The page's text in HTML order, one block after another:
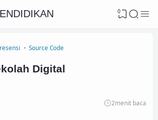
0
Source Code
Digital
2menit baca